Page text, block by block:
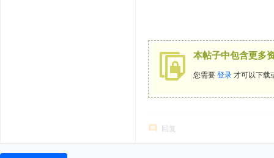
本帖子中包含更多
您需要 登录 才可以下载
回复